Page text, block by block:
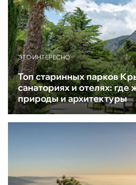
ЭТО ИНТЕРЕСНО
Топ старинных парков
санаториях и отелях: где
природы и архитектуры